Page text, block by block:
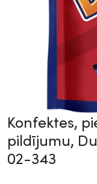
Konfektes,
pildījumu,
02-343